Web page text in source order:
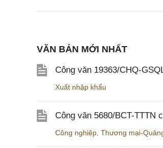
VĂN BẢN MỚI NHẤT
Công văn 19363/CHQ-
Xuất nhập khẩu
Công văn 5680/BCT-TTTN
Công nghiệp Thương mại-